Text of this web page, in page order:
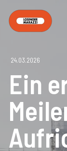
24.03.2026
Ein